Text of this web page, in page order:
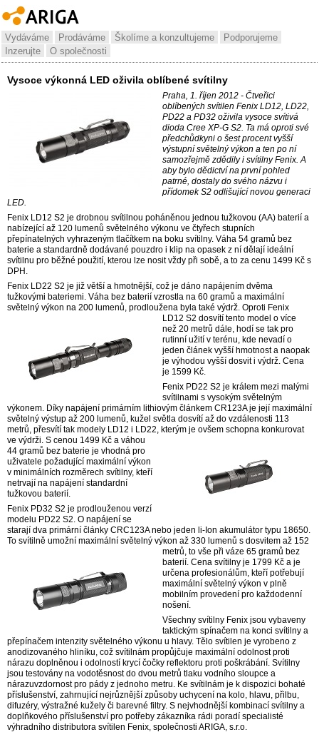
Vydáváme Prodáváme Školíme a konzultujeme
Podporujeme
Inzerujte
O společnosti
Vysoce výkonná LED oživila oblíbené svítilny
Praha, 1. říjen 2012 - Čtveřici
oblíbených svítilen Fenix LD12, LD22,
PD22 a PD32 oživila vysoce svítivá
dioda Cree XP-G S2. Ta má oproti své
předchůdkyni o šest procent vyšší
výstupní světelný výkon a ten po ní
samozřejmě zdědily i svítilny Fenix. A
aby bylo dědictví na první pohled
patrné, dostaly do svého názvu i
přídomek S2 odlišující novou generaci
LED.
Fenix LD12 S2 je drobnou svítilnou poháněnou jednou tužkovou (AA) baterií a
nabízející až 120 lumenů světelného výkonu ve čtyřech stupních
přepínatelných vyhrazeným tlačítkem na boku svítilny. Váha 54 gramů bez
baterie a standardně dodávané pouzdro i klip na opasek z ní dělají ideální
svítilnu pro běžné použití, kterou lze nosit vždy při sobě, a to za cenu 1499 Kč s
DPH.
Fenix LD22 S2 je již větší a hmotnější, což je dáno napájením dvěma
tužkovými bateriemi. Váha bez baterií vzrostla na 60 gramů a maximální
světelný výkon na 200 lumenů, prodloužena byla také výdrž. Oproti Fenix
LD12 S2 dosvítí tento model o více
než 20 metrů dále, hodí se tak pro
rutinní užití v terénu, kde nevadí o
jeden článek vyšší hmotnost a naopak
je výhodou vyšší dosvit i výdrž. Cena
je 1599 Kč.
Fenix PD22 S2 je králem mezi malými
svítilnami s vysokým světelným
výkonem. Díky napájení primárním lithiovým článkem CR123A je její maximální
světelný výstup až 200 lumenů, kužel světla dosvítí až do vzdálenosti 113
metrů, přesvítí tak modely LD12 i LD22, kterým je ovšem schopna konkurovat
ve výdrži. S cenou 1499 Kč a váhou
44 gramů bez baterie je vhodná pro
uživatele požadující maximální výkon
v minimálních rozměrech svítilny, kteří
netrvají na napájení standardní
tužkovou baterií.
Fenix PD32 S2 je prodlouženou verzí
modelu PD22 S2. O napájení se
starají dva primární články CRC123A nebo jeden li-Ion akumulátor typu 18650.
To svítilně umožní maximální světelný výkon až 330 lumenů s dosvitem až 152
metrů, to vše při váze 65 gramů bez
baterií. Cena svítilny je 1799 Kč a je
určena profesionálům, kteří potřebují
maximální světelný výkon v plně
mobilním provedení pro každodenní
nošení.
Všechny svítilny Fenix jsou vybaveny
taktickým spínačem na konci svítilny a
přepínačem intenzity světelného výkonu u hlavy. Tělo svítilen je vyrobeno z
anodizovaného hliníku, což svítilnám propůjčuje maximální odolnost proti
nárazu doplněnou i odolností krycí čočky reflektoru proti poškrábání. Svítilny
jsou testovány na vodotěsnost do dvou metrů tlaku vodního sloupce a
nárazuvzdornost pro pády z jednoho metru. Ke svítilnám je k dispozici bohaté
příslušenství, zahrnující nejrůznější způsoby uchycení na kolo, hlavu, přilbu,
difuzéry, výstražné kužely či barevné filtry. S nejvhodnější kombinací svítilny a
doplňkového příslušenství pro potřeby zákazníka rádi poradí specialisté
výhradního distributora svítilen Fenix, společnosti ARIGA, s.r.o.